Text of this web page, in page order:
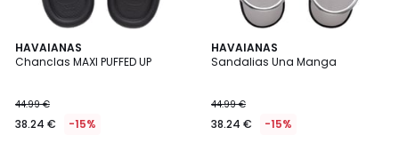
HAVAIANAS
Chanclas MAXI PUFFED UP
44.99 €
38.24 € -15%
HAVAIANAS
Sandalias Una Manga
44.99 €
38.24 € -15%
3
/